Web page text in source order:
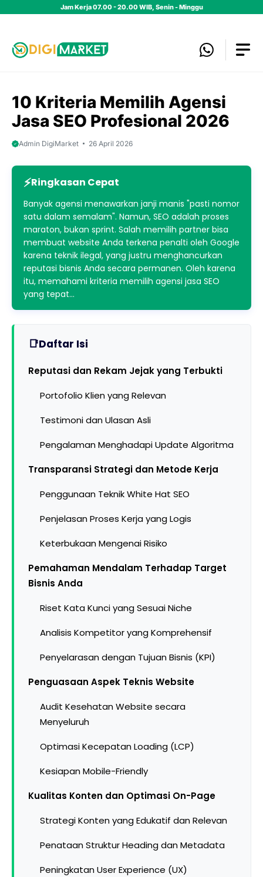
Jam Kerja 07.00 - 20.00 WIB, Senin - Minggu
10 Kriteria Memilih Agensi
Jasa SEO Profesional 2026
Admin DigiMarket 26 April 2026
Ringkasan Cepat
Banyak agensi menawarkan janji manis "pasti nomor
satu dalam semalam". Namun, SEO adalah proses
maraton, bukan sprint. Salah memilih partner bisa
membuat website Anda terkena penalti oleh Google
karena teknik ilegal, yang justru menghancurkan
reputasi bisnis Anda secara permanen. Oleh karena
itu, memahami kriteria memilih agensi jasa SEO
yang tepat…
Daftar Isi
Reputasi dan Rekam Jejak yang Terbukti
Portofolio Klien yang Relevan
Testimoni dan Ulasan Asli
Pengalaman Menghadapi Update Algoritma
Transparansi Strategi dan Metode Kerja
Penggunaan Teknik White Hat SEO
Penjelasan Proses Kerja yang Logis
Keterbukaan Mengenai Risiko
Pemahaman Mendalam Terhadap Target
Bisnis Anda
Riset Kata Kunci yang Sesuai Niche
Analisis Kompetitor yang Komprehensif
Penyelarasan dengan Tujuan Bisnis (KPI)
Penguasaan Aspek Teknis Website
Audit Kesehatan Website secara
Menyeluruh
Optimasi Kecepatan Loading (LCP)
Kesiapan Mobile-Friendly
Kualitas Konten dan Optimasi On-Page
Strategi Konten yang Edukatif dan Relevan
Penataan Struktur Heading dan Metadata
Peningkatan User Experience (UX)